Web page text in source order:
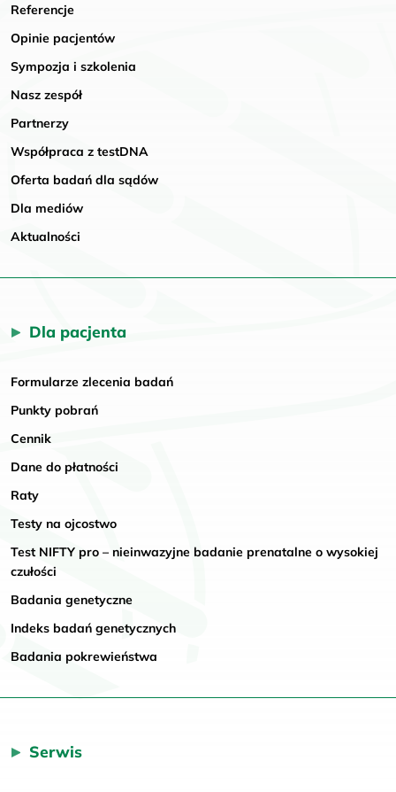
Referencje
Opinie pacjentów
Sympozja i szkolenia
Nasz zespół
Partnerzy
Współpraca z testDNA
Oferta badań dla sądów
Dla mediów
Aktualności
Dla pacjenta
Formularze zlecenia badań
Punkty pobrań
Cennik
Dane do płatności
Raty
Testy na ojcostwo
Test NIFTY pro – nieinwazyjne badanie prenatalne o wysokiej
czułości
Badania genetyczne
Indeks badań genetycznych
Badania pokrewieństwa
Serwis